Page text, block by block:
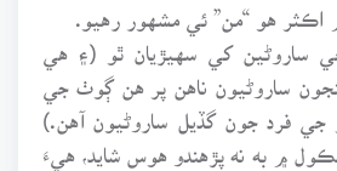
اڪثر هو “من” ئي مشهور رهيو.
ساروڻين کي سهيڙيان ٿو (۽ هي
ساروڻيون ناهن پر هن ڳوٺ جي
فرد جون گڏيل ساروڻيون آهن.)
۾ به نه پڙهندو هوس شايد، هيءَ